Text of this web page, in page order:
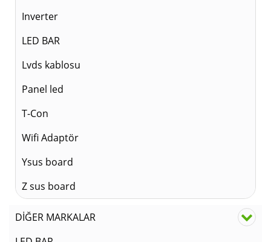
Inverter
LED BAR
Lvds kablosu
Panel led
T-Con
Wifi Adaptör
Ysus board
Z sus board
DİĞER MARKALAR